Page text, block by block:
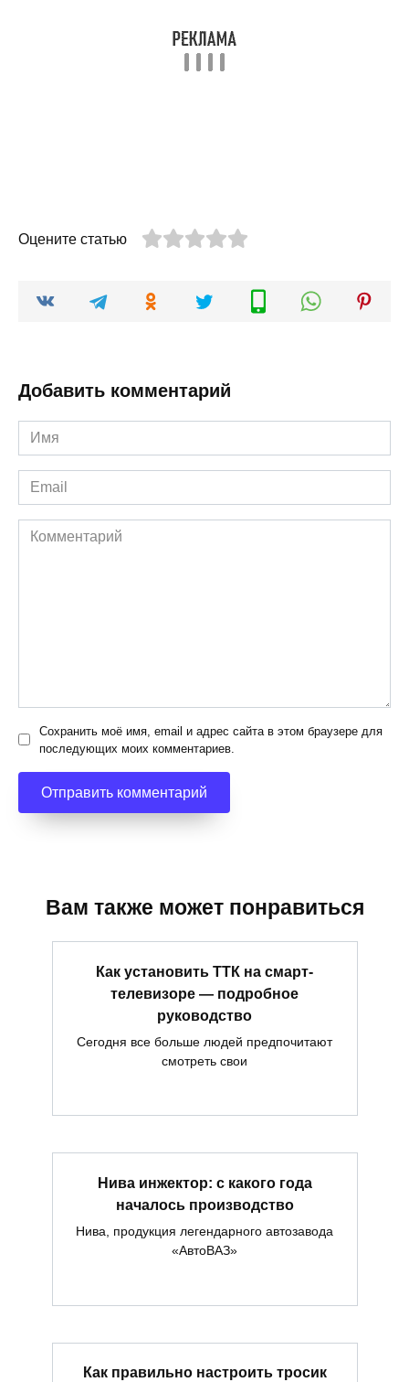
Оцените статью
Добавить комментарий
Имя
*
Email
*
Комментарий
Сохранить моё имя, email и адрес сайта в этом браузере для
последующих моих комментариев.
Вам также может понравиться
Как установить ТТК на смарт-
телевизоре — подробное
руководство
Сегодня все больше людей предпочитают
смотреть свои
Нива инжектор: с какого года
началось производство
Нива, продукция легендарного автозавода
«АвтоВАЗ»
Как правильно настроить тросик